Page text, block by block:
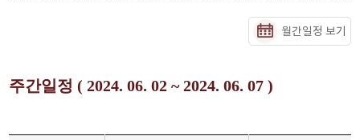
월간일정 보기
주간일정 ( 2024. 06. 02 ~ 2024. 06. 07 )